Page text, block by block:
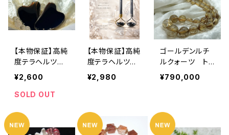
【本物保証】高純
度テラヘルツ
カッサ
¥2,600
SOLD OUT
【本物保証】高純
度テラヘルツ美
顔ローラー
¥2,980
ゴールデンルチ
ルクォーツ トッ
プグレード ネ
ックレス 美
¥790,000